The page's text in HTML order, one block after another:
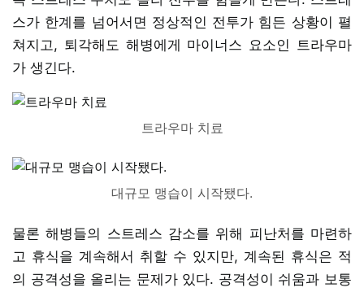
스가 한계를 넘어서면 정상적인 전투가 힘든 상황이 펼
쳐지고, 퇴각해도 해병에게 마이너스 요소인 트라우마
가 생긴다.
트라우마 치료
대규모 맹습이 시작됐다.
물론 해병들의 스트레스 감소를 위해 피난처를 마련하
고 휴식을 계속해서 취할 수 있지만, 계속된 휴식은 적
의 공격성을 올리는 문제가 있다. 공격성이 쉬움과 보통